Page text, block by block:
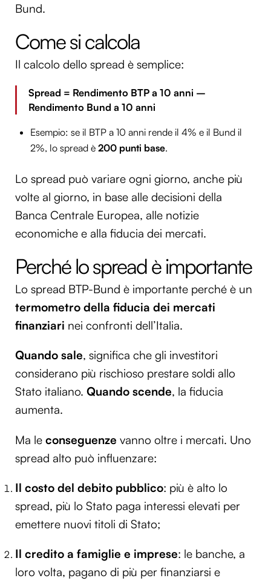
Bund.
Come si calcola
Il calcolo dello spread è semplice:
Spread = Rendimento BTP a 10 anni –
Rendimento Bund a 10 anni
Esempio: se il BTP a 10 anni rende il 4% e il Bund il
2%, lo spread è 200 punti base.
Lo spread può variare ogni giorno, anche più
volte al giorno, in base alle decisioni della
Banca Centrale Europea, alle notizie
economiche e alla fiducia dei mercati.
Perché lo spread è importante
Lo spread BTP-Bund è importante perché è un
termometro della fiducia dei mercati
finanziari nei confronti dell’Italia.
Quando sale, significa che gli investitori
considerano più rischioso prestare soldi allo
Stato italiano. Quando scende, la fiducia
aumenta.
Ma le conseguenze vanno oltre i mercati. Uno
spread alto può influenzare:
Il costo del debito pubblico: più è alto lo
spread, più lo Stato paga interessi elevati per
emettere nuovi titoli di Stato;
Il credito a famiglie e imprese: le banche, a
loro volta, pagano di più per finanziarsi e